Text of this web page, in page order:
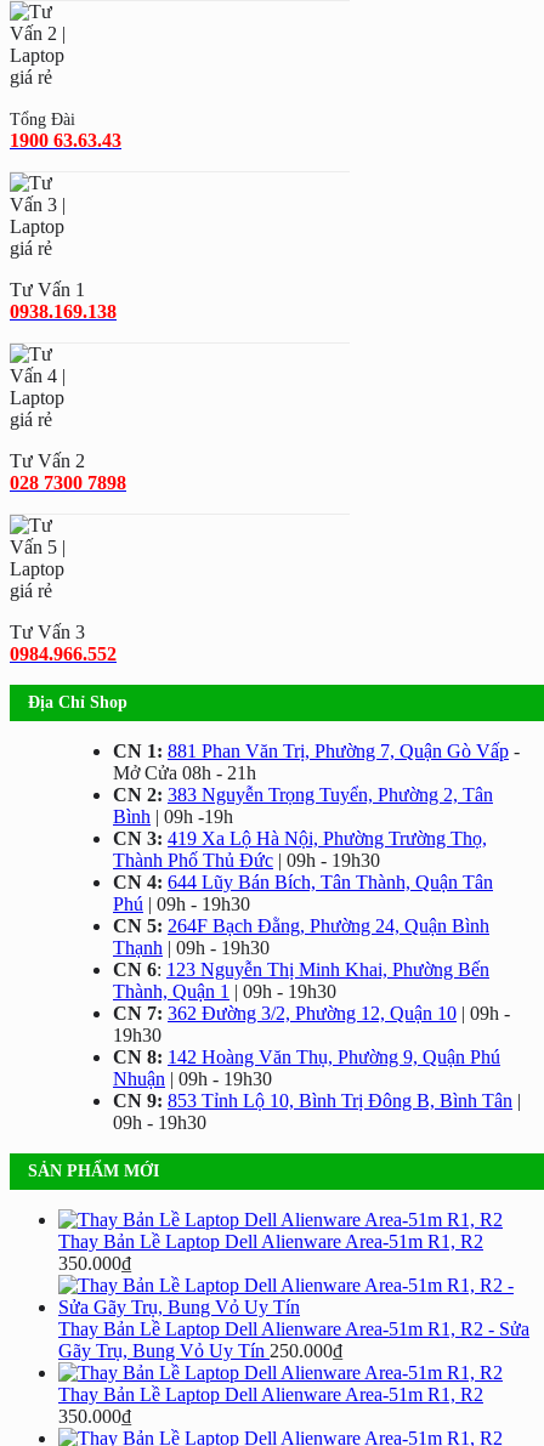
Tổng Đài
1900 63.63.43
Tư Vấn 1
0938.169.138
Tư Vấn 2
028 7300 7898
Tư Vấn 3
0984.966.552
Địa Chỉ Shop
CN 1: 881 Phan Văn Trị, Phường 7, Quận Gò Vấp -
Mở Cửa 08h - 21h
CN 2: 383 Nguyễn Trọng Tuyển, Phường 2, Tân
Bình | 09h -19h
CN 3: 419 Xa Lộ Hà Nội, Phường Trường Thọ,
Thành Phố Thủ Đức | 09h - 19h30
CN 4: 644 Lũy Bán Bích, Tân Thành, Quận Tân
Phú | 09h - 19h30
CN 5: 264F Bạch Đằng, Phường 24, Quận Bình
Thạnh | 09h - 19h30
CN 6: 123 Nguyễn Thị Minh Khai, Phường Bến
Thành, Quận 1 | 09h - 19h30
CN 7: 362 Đường 3/2, Phường 12, Quận 10 | 09h -
19h30
CN 8: 142 Hoàng Văn Thụ, Phường 9, Quận Phú
Nhuận | 09h - 19h30
CN 9: 853 Tỉnh Lộ 10, Bình Trị Đông B, Bình Tân |
09h - 19h30
SẢN PHẨM MỚI
Thay Bản Lề Laptop Dell Alienware Area-51m R1, R2
350.000₫
Thay Bản Lề Laptop Dell Alienware Area-51m R1, R2 - Sửa
Gãy Trụ, Bung Vỏ Uy Tín 250.000₫
Thay Bản Lề Laptop Dell Alienware Area-51m R1, R2
350.000₫